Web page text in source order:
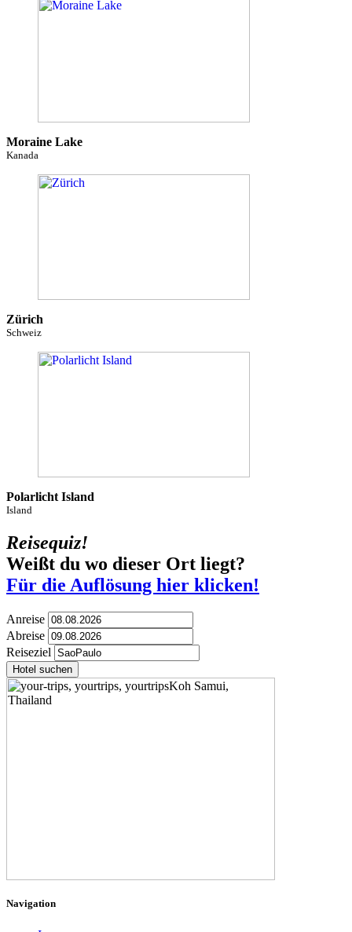
Moraine Lake
Kanada
Zürich
Schweiz
Polarlicht Island
Island
Reisequiz!
Weißt du wo dieser Ort liegt?
Für die Auflösung hier klicken!
Anreise
Abreise
Reiseziel
Hotel suchen
Navigation